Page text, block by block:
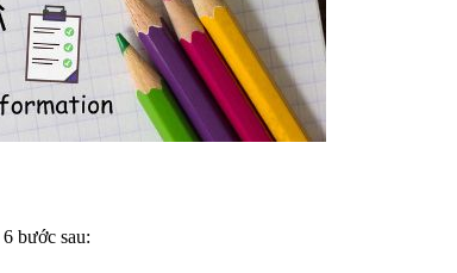
bước sau: